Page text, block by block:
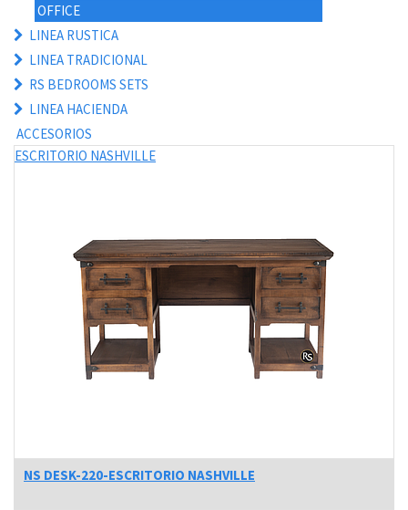
OFFICE
LINEA RUSTICA
LINEA TRADICIONAL
RS BEDROOMS SETS
LINEA HACIENDA
ACCESORIOS
ESCRITORIO NASHVILLE
NS DESK-220-ESCRITORIO NASHVILLE